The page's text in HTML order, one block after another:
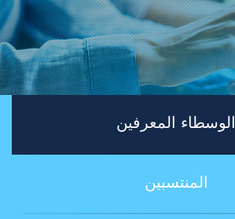
الوسطاء المعرفين
المنتسبين